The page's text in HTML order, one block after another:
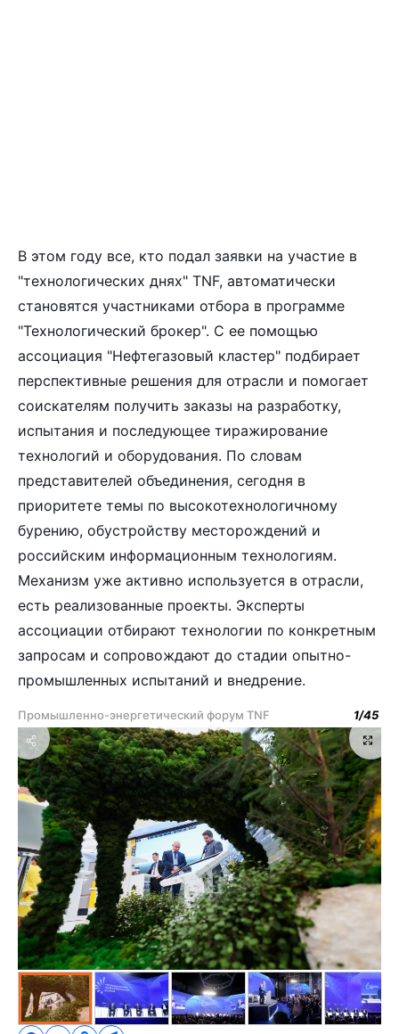
В этом году все, кто подал заявки на участие в
"технологических днях" TNF, автоматически
становятся участниками отбора в программе
"Технологический брокер". С ее помощью
ассоциация "Нефтегазовый кластер" подбирает
перспективные решения для отрасли и помогает
соискателям получить заказы на разработку,
испытания и последующее тиражирование
технологий и оборудования. По словам
представителей объединения, сегодня в
приоритете темы по высокотехнологичному
бурению, обустройству месторождений и
российским информационным технологиям.
Механизм уже активно используется в отрасли,
есть реализованные проекты. Эксперты
ассоциации отбирают технологии по конкретным
запросам и сопровождают до стадии опытно-
промышленных испытаний и внедрение.
Промышленно-энергетический форум TNF 1/45